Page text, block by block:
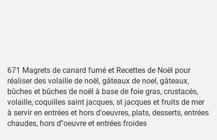
671 Magrets de canard fumé et Recettes de Noël pour
réaliser des volaille de noël, gâteaux de noel, gâteaux,
bûches et bûches de noël à base de foie gras, crustacés,
volaille, coquilles saint jacques, st jacques et fruits de mer
à servir en entrées et hors d'oeuvres, plats, desserts, entrées
chaudes, hors d''oeuvre et entrées froides